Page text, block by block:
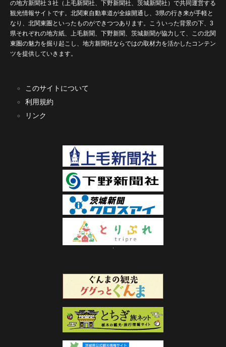
の地方新聞社３社（上毛新聞社、下野新聞社、茨城新聞社）で共同運営する
観光情報サイトです。北関東自動車道が全線開通し、3県の行き来が手軽と
なり、北関東圏といったものができつつあります。こういった背景の下、3
県それぞれの地方紙、上毛新聞、下野新聞、茨城新聞が協力して、この北関
東圏の魅力を掘り起こし、地方新聞社ならではの取材力を活かしたコンテン
ツを提供していきます。
このサイトについて
利用規約
リンク